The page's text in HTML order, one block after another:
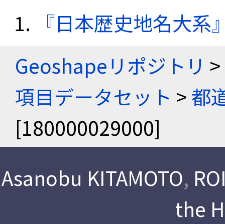
『日本歴史地名大
Geoshapeリポジトリ >
項目データセット >都
[180000029000]
Asanobu KITAMOTO,
the